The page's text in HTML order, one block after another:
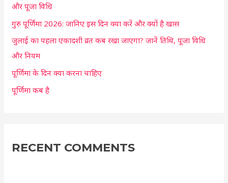
o
r
:
और पूजा विधि
गुरु पूर्णिमा 2026: जानिए इस दिन क्या करें और क्यों है खास
जुलाई का पहला एकादशी व्रत कब रखा जाएगा? जानें तिथि, पूजा विधि
और नियम
पूर्णिमा के दिन क्या करना चाहिए
पूर्णिमा कब है
RECENT COMMENTS